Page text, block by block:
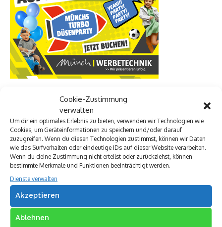
Cookie-Zustimmung
verwalten
Um dir ein optimales Erlebnis zu bieten, verwenden wir Technologien wie
Cookies, um Geräteinformationen zu speichern und/oder darauf
zuzugreifen. Wenn du diesen Technologien zustimmst, können wir Daten
wie das Surfverhalten oder eindeutige IDs auf dieser Website verarbeiten.
Wenn du deine Zustimmung nicht erteilst oder zurückziehst, können
bestimmte Merkmale und Funktionen beeinträchtigt werden.
Dienste verwalten
Akzeptieren
Ablehnen
Premium Werbepartner:
VW Walter Schneider
Münch Werbetechnik
Elektro Böhler Kreuztal
Rechtsanwalt Baranowski
Baustoff Hoffmann
Steinmetz Ade
Autovermietung im Siegerland
TUI Reisecenter Kreuztal
Regionale Online Werbung